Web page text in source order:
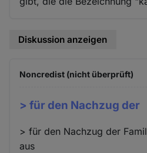
Diskussion anzeigen
Noncredist (nicht überprüft)
> für den Nachzug der
> für den Nachzug der
aus